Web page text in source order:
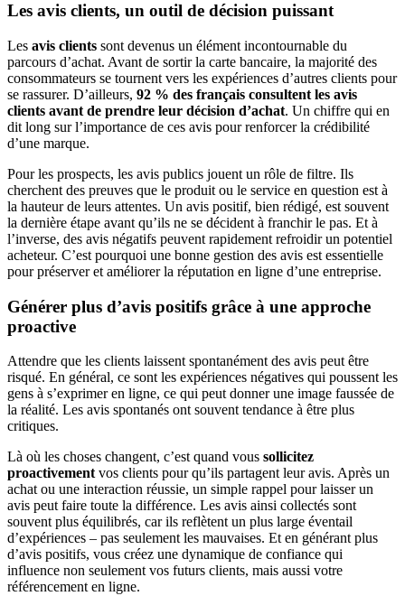
Les avis clients, un outil de décision puissant
Les avis clients sont devenus un élément incontournable du
parcours d’achat. Avant de sortir la carte bancaire, la majorité des
consommateurs se tournent vers les expériences d’autres clients pour
se rassurer. D’ailleurs, 92 % des français consultent les avis
clients avant de prendre leur décision d’achat. Un chiffre qui en
dit long sur l’importance de ces avis pour renforcer la crédibilité
d’une marque.
Pour les prospects, les avis publics jouent un rôle de filtre. Ils
cherchent des preuves que le produit ou le service en question est à
la hauteur de leurs attentes. Un avis positif, bien rédigé, est souvent
la dernière étape avant qu’ils ne se décident à franchir le pas. Et à
l’inverse, des avis négatifs peuvent rapidement refroidir un potentiel
acheteur. C’est pourquoi une bonne gestion des avis est essentielle
pour préserver et améliorer la réputation en ligne d’une entreprise.
Générer plus d’avis positifs grâce à une approche
proactive
Attendre que les clients laissent spontanément des avis peut être
risqué. En général, ce sont les expériences négatives qui poussent les
gens à s’exprimer en ligne, ce qui peut donner une image faussée de
la réalité. Les avis spontanés ont souvent tendance à être plus
critiques.
Là où les choses changent, c’est quand vous sollicitez
proactivement vos clients pour qu’ils partagent leur avis. Après un
achat ou une interaction réussie, un simple rappel pour laisser un
avis peut faire toute la différence. Les avis ainsi collectés sont
souvent plus équilibrés, car ils reflètent un plus large éventail
d’expériences – pas seulement les mauvaises. Et en générant plus
d’avis positifs, vous créez une dynamique de confiance qui
influence non seulement vos futurs clients, mais aussi votre
référencement en ligne.